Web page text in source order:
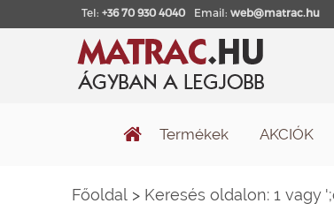
Tel: +36 70 930 4040 Email: web@matrac.hu
Termékek AKCIÓK
Főoldal > Keresés oldalon: 1